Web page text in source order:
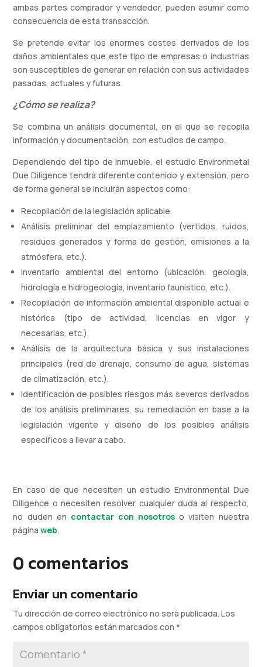
ambas partes comprador y vendedor, pueden asumir como
consecuencia de esta transacción.
Se pretende evitar los enormes costes derivados de los
daños ambientales que este tipo de empresas o industrias
son susceptibles de generar en relación con sus actividades
pasadas, actuales y futuras.
¿Cómo se realiza?
Se combina un análisis documental, en el que se recopila
información y documentación, con estudios de campo.
Dependiendo del tipo de inmueble, el estudio Environmetal
Due Diligence tendrá diferente contenido y extensión, pero
de forma general se incluirán aspectos como:
Recopilación de la legislación aplicable.
Análisis preliminar del emplazamiento (vertidos, ruidos,
residuos generados y forma de gestión, emisiones a la
atmósfera, etc.).
Inventario ambiental del entorno (ubicación, geología,
hidrología e hidrogeología, inventario faunístico, etc.).
Recopilación de información ambiental disponible actual e
histórica (tipo de actividad, licencias en vigor y
necesarias, etc.).
Análisis de la arquitectura básica y sus instalaciones
principales (red de drenaje, consumo de agua, sistemas
de climatización, etc.).
Identificación de posibles riesgos más severos derivados
de los análisis preliminares, su remediación en base a la
legislación vigente y diseño de los posibles análisis
específicos a llevar a cabo.
En caso de que necesiten un estudio Environmental Due
Diligence o necesiten resolver cualquier duda al respecto,
no duden en contactar con nosotros o visiten nuestra
páginaweb.
0 comentarios
Enviar un comentario
Tu dirección de correo electrónico no será publicada. Los
campos obligatorios están marcados con *